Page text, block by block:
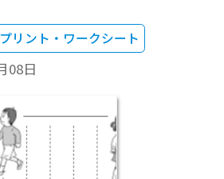
リント・ワークシート
08日